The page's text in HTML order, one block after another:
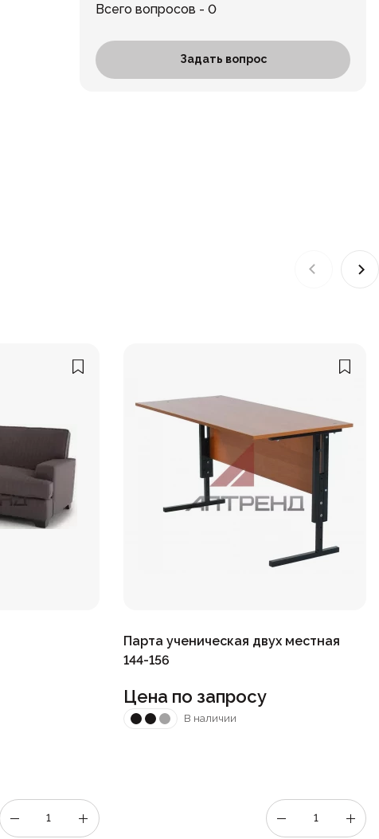
Всего вопросов - 0
Задать вопрос
Парта ученическая двух местная
144-156
Цена по запросу
В наличии